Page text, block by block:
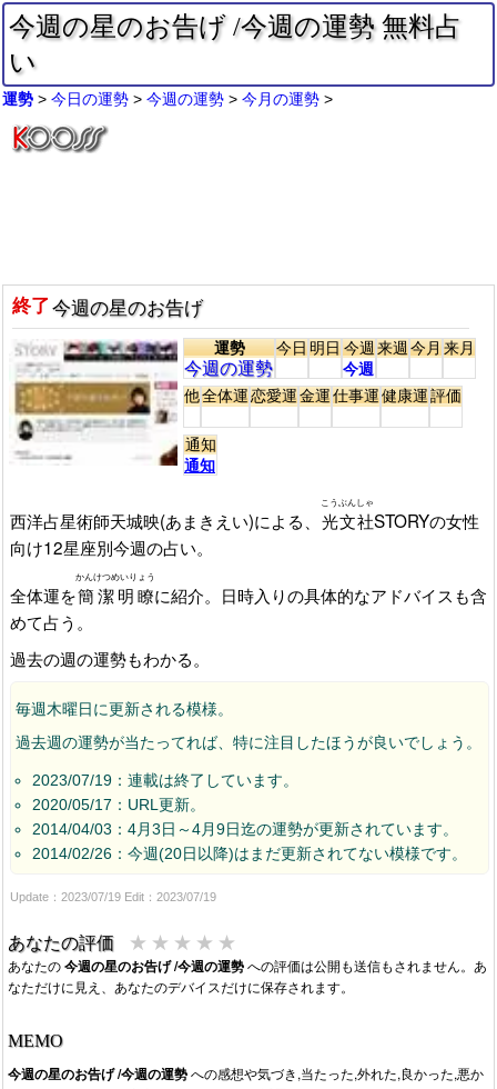
今週の星のお告げ /今週の運勢 無料占
い
運勢 今日の運勢 今週の運勢 今月の運勢
終了 今週の星のお告げ
運勢
今週の運勢
今日明日今週
今週
来週今月来月
他全体運恋愛運金運仕事運健康運評価
通知
通知
西洋占星術師天城映(あまきえい)による、 光文社
こうぶんしゃ
STORYの女性
向け12星座別今週の占い。
全体運を簡潔明瞭
かんけつめいりょう
に紹介。日時入りの具体的なアドバイスも含
めて占う。
過去の週の運勢もわかる。
毎週木曜日に更新される模様。
過去週の運勢が当たってれば、特に注目したほうが良いでしょう。
2023/07/19：連載は終了しています。
2020/05/17：URL更新。
2014/04/03：4月3日～4月9日迄の運勢が更新されています。
2014/02/26：今週(20日以降)はまだ更新されてない模様です。
Update：2023/07/19 Edit：2023/07/19
あなたの評価 ★ ★ ★ ★ ★
あなたの今週の星のお告げ /今週の運勢への評価は公開も送信もされません。あ
なただけに見え、あなたのデバイスだけに保存されます。
MEMO
今週の星のお告げ /今週の運勢への感想や気づき,当たった,外れた,良かった,悪か